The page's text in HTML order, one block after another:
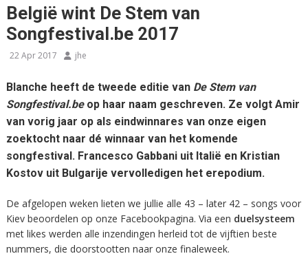
België wint De Stem van
Songfestival.be 2017
22 Apr 2017 jhe
Blanche heeft de tweede editie van De Stem van
Songfestival.be op haar naam geschreven. Ze volgt Amir
van vorig jaar op als eindwinnares van onze eigen
zoektocht naar dé winnaar van het komende
songfestival. Francesco Gabbani uit Italië en Kristian
Kostov uit Bulgarije vervolledigen het erepodium.
De afgelopen weken lieten we jullie alle 43 – later 42 – songs voor
Kiev beoordelen op onze Facebookpagina. Via een duelsysteem
met likes werden alle inzendingen herleid tot de vijftien beste
nummers, die doorstootten naar onze finaleweek.